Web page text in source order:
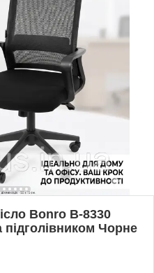
Bonro B-8330
підголівником Чорне